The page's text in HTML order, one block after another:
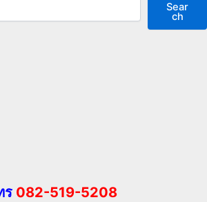
Sear
ch
ร 082-519-5208